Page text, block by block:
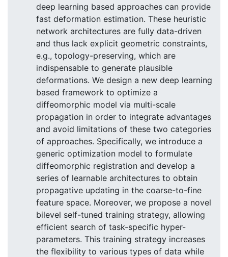
deep learning based approaches can provide
fast deformation estimation. These heuristic
network architectures are fully data-driven
and thus lack explicit geometric constraints,
e.g., topology-preserving, which are
indispensable to generate plausible
deformations. We design a new deep learning
based framework to optimize a
diffeomorphic model via multi-scale
propagation in order to integrate advantages
and avoid limitations of these two categories
of approaches. Specifically, we introduce a
generic optimization model to formulate
diffeomorphic registration and develop a
series of learnable architectures to obtain
propagative updating in the coarse-to-fine
feature space. Moreover, we propose a novel
bilevel self-tuned training strategy, allowing
efficient search of task-specific hyper-
parameters. This training strategy increases
the flexibility to various types of data while